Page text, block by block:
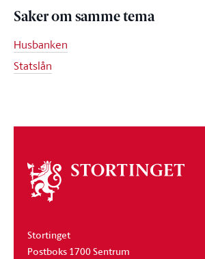
Saker om samme tema
Husbanken
Statslån
Om
stortinget
Stortinget
Postboks 1700 Sentrum